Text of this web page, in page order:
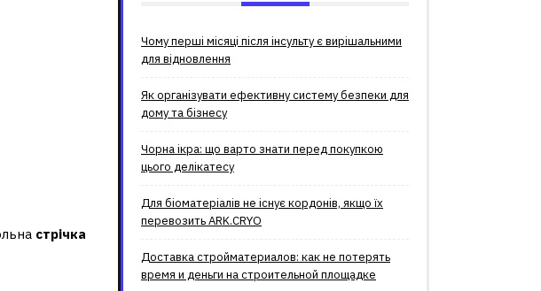
стрічка
Чому перші місяці після інсульту є вирішальними
для відновлення
Як організувати ефективну систему безпеки для
дому та бізнесу
Чорна ікра: що варто знати перед покупкою
цього делікатесу
Для біоматеріалів не існує кордонів, якщо їх
перевозить ARK.CRYO
Доставка стройматериалов: как не потерять
время и деньги на строительной площадке